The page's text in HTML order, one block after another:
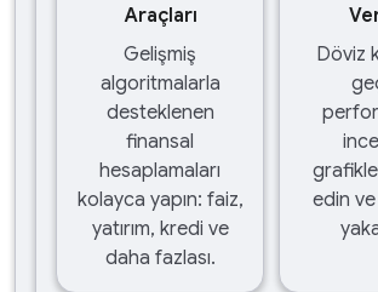
Araçları
Gelişmiş
algoritmalarla
desteklenen
finansal
hesaplamaları
kolayca yapın: faiz,
yatırım, kredi ve
daha fazlası.
Döviz
edin